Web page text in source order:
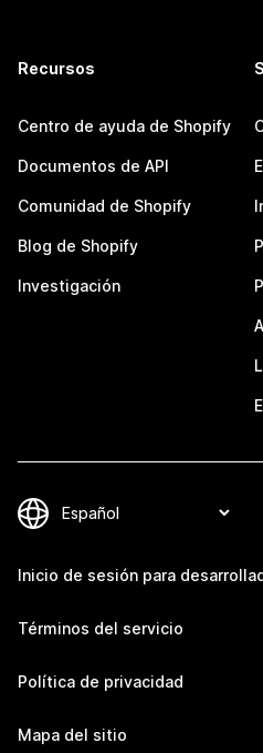
Recursos
Centro de ayuda de Shopify
Documentos de API
Comunidad de Shopify
Blog de Shopify
Investigación
Inicio de sesión para
Términos del servicio
Política de privacidad
Mapa del sitio